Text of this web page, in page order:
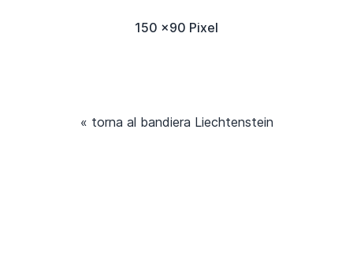
150 x90 Pixel
« torna al bandiera Liechtenstein